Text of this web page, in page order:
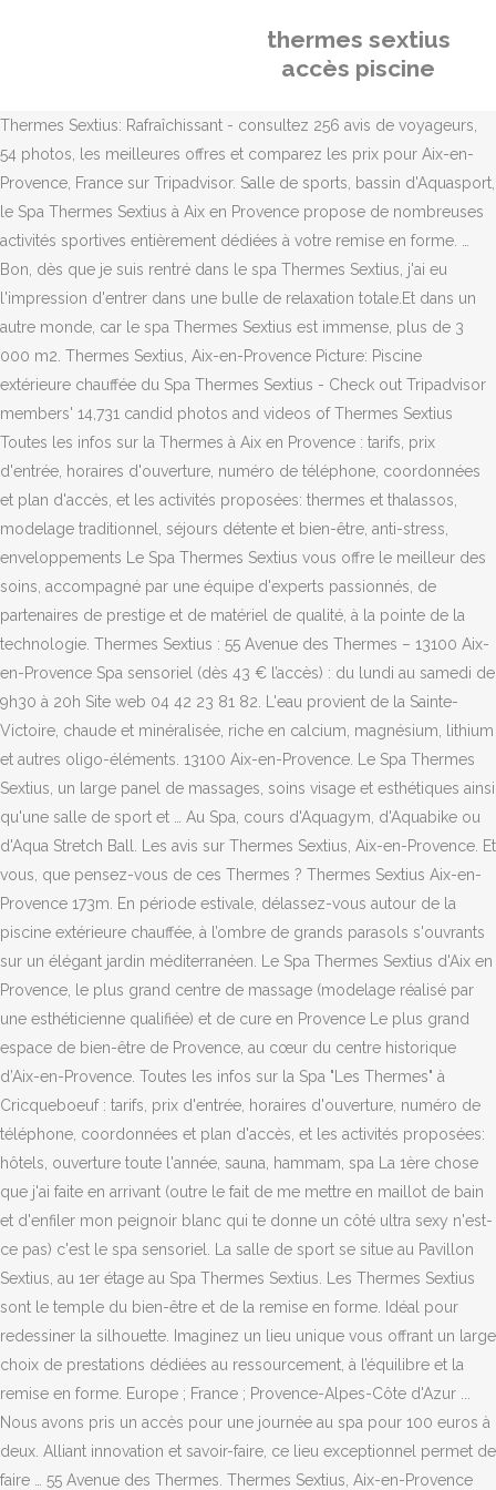
thermes sextius
accès piscine
Thermes Sextius: Rafraîchissant - consultez 256 avis de voyageurs,
54 photos, les meilleures offres et comparez les prix pour Aix-en-
Provence, France sur Tripadvisor. Salle de sports, bassin d'Aquasport,
le Spa Thermes Sextius à Aix en Provence propose de nombreuses
activités sportives entièrement dédiées à votre remise en forme. …
Bon, dès que je suis rentré dans le spa Thermes Sextius, j'ai eu
l'impression d'entrer dans une bulle de relaxation totale.Et dans un
autre monde, car le spa Thermes Sextius est immense, plus de 3
000 m2. Thermes Sextius, Aix-en-Provence Picture: Piscine
extérieure chauffée du Spa Thermes Sextius - Check out Tripadvisor
members' 14,731 candid photos and videos of Thermes Sextius
Toutes les infos sur la Thermes à Aix en Provence : tarifs, prix
d'entrée, horaires d'ouverture, numéro de téléphone, coordonnées
et plan d'accès, et les activités proposées: thermes et thalassos,
modelage traditionnel, séjours détente et bien-être, anti-stress,
enveloppements Le Spa Thermes Sextius vous offre le meilleur des
soins, accompagné par une équipe d'experts passionnés, de
partenaires de prestige et de matériel de qualité, à la pointe de la
technologie. Thermes Sextius : 55 Avenue des Thermes – 13100 Aix-
en-Provence Spa sensoriel (dès 43 € l’accès) : du lundi au samedi de
9h30 à 20h Site web 04 42 23 81 82. L'eau provient de la Sainte-
Victoire, chaude et minéralisée, riche en calcium, magnésium, lithium
et autres oligo-éléments. 13100 Aix-en-Provence. Le Spa Thermes
Sextius, un large panel de massages, soins visage et esthétiques ainsi
qu'une salle de sport et … Au Spa, cours d'Aquagym, d'Aquabike ou
d'Aqua Stretch Ball. Les avis sur Thermes Sextius, Aix-en-Provence. Et
vous, que pensez-vous de ces Thermes ? Thermes Sextius Aix-en-
Provence 173m. En période estivale, délassez-vous autour de la
piscine extérieure chauffée, à l’ombre de grands parasols s'ouvrants
sur un élégant jardin méditerranéen. Le Spa Thermes Sextius d'Aix en
Provence, le plus grand centre de massage (modelage réalisé par
une esthéticienne qualifiée) et de cure en Provence Le plus grand
espace de bien-être de Provence, au cœur du centre historique
d’Aix-en-Provence. Toutes les infos sur la Spa "Les Thermes" à
Cricqueboeuf : tarifs, prix d'entrée, horaires d'ouverture, numéro de
téléphone, coordonnées et plan d'accès, et les activités proposées:
hôtels, ouverture toute l'année, sauna, hammam, spa La 1ère chose
que j'ai faite en arrivant (outre le fait de me mettre en maillot de bain
et d'enfiler mon peignoir blanc qui te donne un côté ultra sexy n'est-
ce pas) c'est le spa sensoriel. La salle de sport se situe au Pavillon
Sextius, au 1er étage au Spa Thermes Sextius. Les Thermes Sextius
sont le temple du bien-être et de la remise en forme. Idéal pour
redessiner la silhouette. Imaginez un lieu unique vous offrant un large
choix de prestations dédiées au ressourcement, à l’équilibre et la
remise en forme. Europe ; France ; Provence-Alpes-Côte d'Azur ...
Nous avons pris un accès pour une journée au spa pour 100 euros à
deux. Alliant innovation et savoir-faire, ce lieu exceptionnel permet de
faire … 55 Avenue des Thermes. Thermes Sextius, Aix-en-Provence